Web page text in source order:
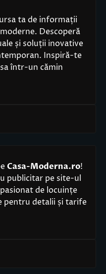
ta de informații
Descoperă
și soluții inovative
Inspiră-te
într-un cămin
Casa-Moderna.ro!
publicitar pe site-ul
de locuințe
pentru detalii și tarife